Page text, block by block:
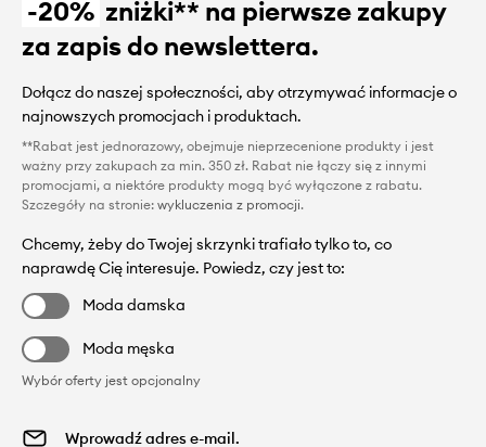
-20% zniżki** na pierwsze zakupy
za zapis do newslettera.
Dołącz do naszej społeczności, aby otrzymywać informacje o
najnowszych promocjach i produktach.
**Rabat jest jednorazowy, obejmuje nieprzecenione produkty i jest
ważny przy zakupach za min. 350 zł. Rabat nie łączy się z innymi
promocjami, a niektóre produkty mogą być wyłączone z rabatu.
Szczegóły na stronie: wykluczenia z promocji.
Chcemy, żeby do Twojej skrzynki trafiało tylko to, co
naprawdę Cię interesuje. Powiedz, czy jest to:
Moda damska
Moda męska
Wybór oferty jest opcjonalny